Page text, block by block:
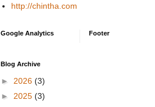
http://chintha.com
Google Analytics Footer
Blog Archive
► 2026 (3)
► 2025 (3)